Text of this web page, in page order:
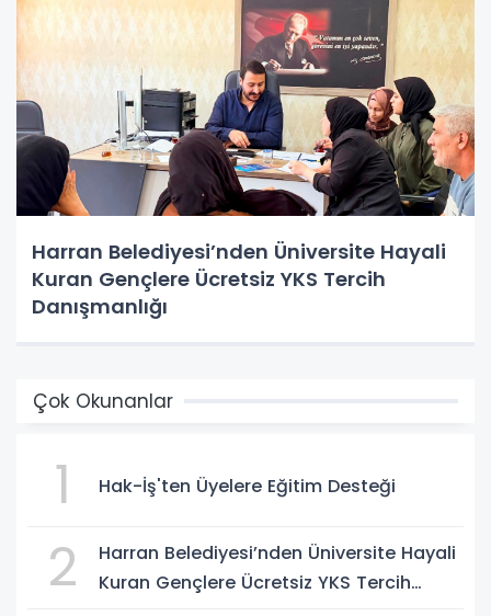
Harran Belediyesi’nden Üniversite Hayali
Kuran Gençlere Ücretsiz YKS Tercih
Danışmanlığı
Çok Okunanlar
1 Hak-İş'ten Üyelere Eğitim Desteği
2
Harran Belediyesi’nden Üniversite Hayali
Kuran Gençlere Ücretsiz YKS Tercih